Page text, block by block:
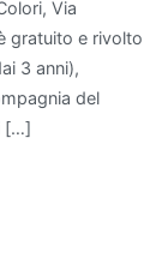
Via
gratuito e rivolto
3 anni),
del
[…]